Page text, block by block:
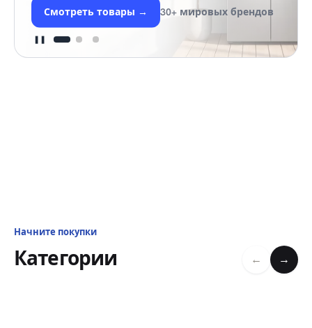
Смотреть товары → 30+ мировых брендов
❚❚
Начните покупки
Категории ← →